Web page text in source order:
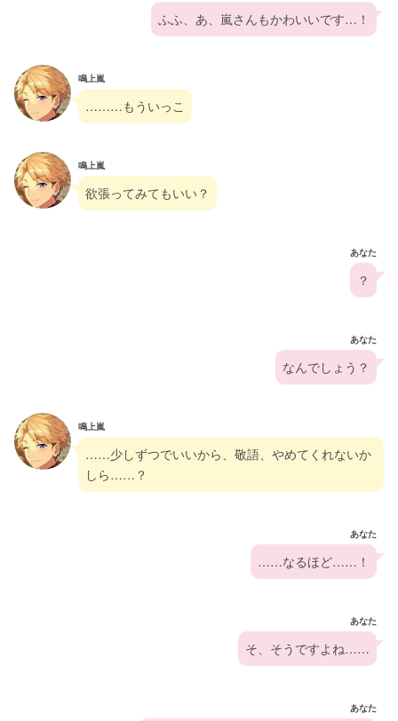
ふふ、あ、嵐さんもかわいいです…！
鳴上嵐
………もういっこ
鳴上嵐
欲張ってみてもいい？
あなた
？
あなた
なんでしょう？
鳴上嵐
……少しずつでいいから、敬語、やめてくれないか
しら……？
あなた
……なるほど……！
あなた
そ、そうですよね……
あなた